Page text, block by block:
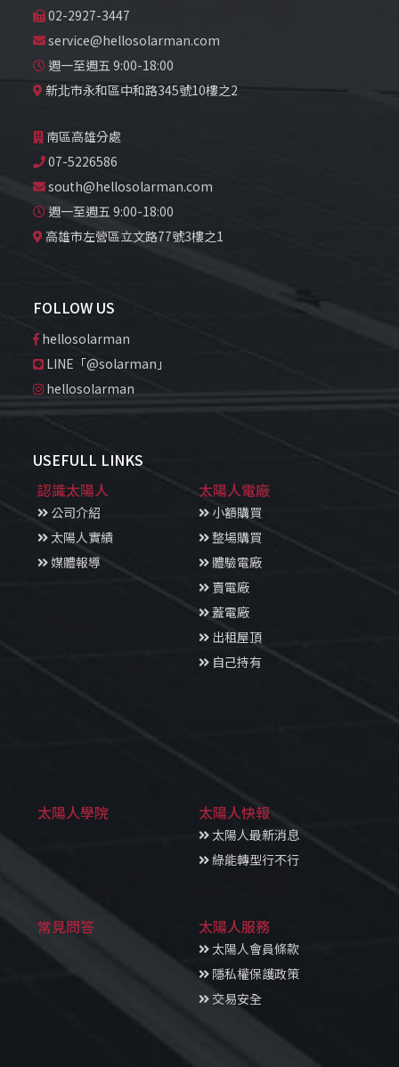
02-2927-3447
service@hellosolarman.com
週一至週五 9:00-18:00
新北市永和區中和路345號10樓之2
南區高雄分處
07-5226586
south@hellosolarman.com
週一至週五 9:00-18:00
高雄市左營區立文路77號3樓之1
FOLLOW US
hellosolarman
LINE「@solarman」
hellosolarman
USEFULL LINKS
認識太陽人
公司介紹
太陽人實績
媒體報導
太陽人電廠
小額購買
整場購買
體驗電廠
賣電廠
蓋電廠
出租屋頂
自己持有
太陽人學院 太陽人快報
太陽人最新消息
綠能轉型行不行
常見問答 太陽人服務
太陽人會員條款
隱私權保護政策
交易安全